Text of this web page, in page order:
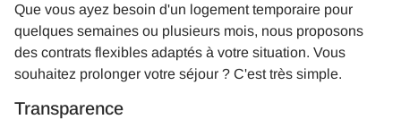
Que vous ayez besoin d'un logement temporaire pour
quelques semaines ou plusieurs mois, nous proposons
des contrats flexibles adaptés à votre situation. Vous
souhaitez prolonger votre séjour ? C'est très simple.
Transparence